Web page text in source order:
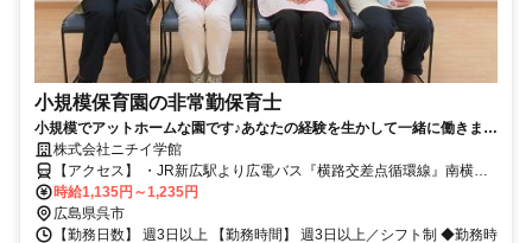
小規模保育園の非常勤保育士
小規模でアットホームな園です♪あなたの経験を生かして一緒に働きませ
んか？
株式会社ニチイ学館
【アクセス】 ・JR新広駅より広電バス『横路交差点循環線』南横路
停留所下車 徒歩1分・JR安芸阿賀駅より徒歩15分 ■住 所 広島県 呉市
広横路1丁目8番32号 ■アクセス ・JR新広駅より広電バス『横路交差
点循環線』南横路停留所下車 徒歩1分・JR安芸阿賀駅より徒歩15分
時給1,135円～1,235円
広島県呉市
【勤務日数】 週3日以上 【勤務時間】 週3日以上／シフト制 ◆勤務時